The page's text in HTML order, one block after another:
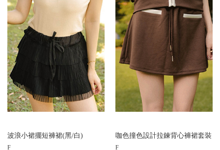
波浪小裙擺短褲裙(黑/白)
F
咖色撞色設計拉鍊背心褲裙套裝
F